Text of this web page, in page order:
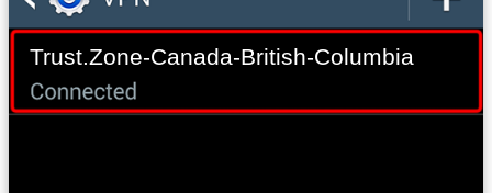
Trust.Zone-Canada-British-Columbia